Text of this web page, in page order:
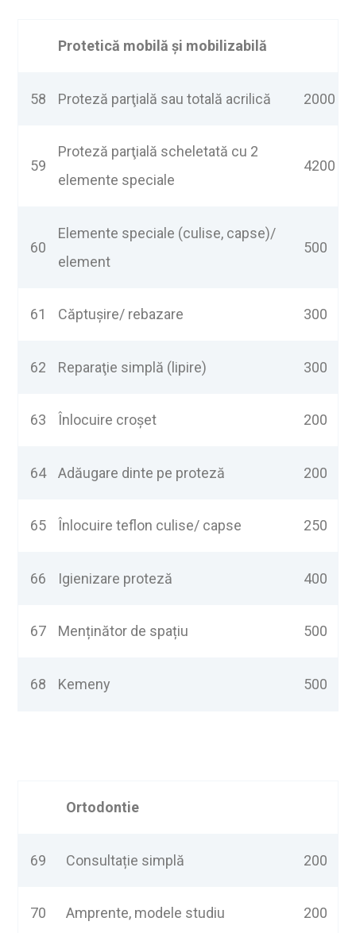
Protetică mobilă şi mobilizabilă
58 Proteză parţială sau totală acrilică 2000
59
Proteză parţială scheletată cu 2
elemente speciale
4200
60
Elemente speciale (culise, capse)/
element
500
61 Căptușire/ rebazare 300
62 Reparaţie simplă (lipire) 300
63 Înlocuire croşet 200
64 Adăugare dinte pe proteză 200
65 Înlocuire teflon culise/ capse 250
66 Igienizare proteză 400
67 Menținător de spațiu 500
68 Kemeny 500
Ortodontie
69 Consultație simplă 200
70 Amprente, modele studiu 200